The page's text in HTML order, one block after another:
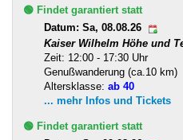
🟢 Findet garantiert statt
Datum: Sa, 08.08.26
Kaiser Wilhelm Höhe und
Zeit: 12:00 - 17:30 Uhr
Genußwanderung (ca.10 km)
Altersklasse: ab 40
... mehr Infos und Tickets
🟢 Findet garantiert statt